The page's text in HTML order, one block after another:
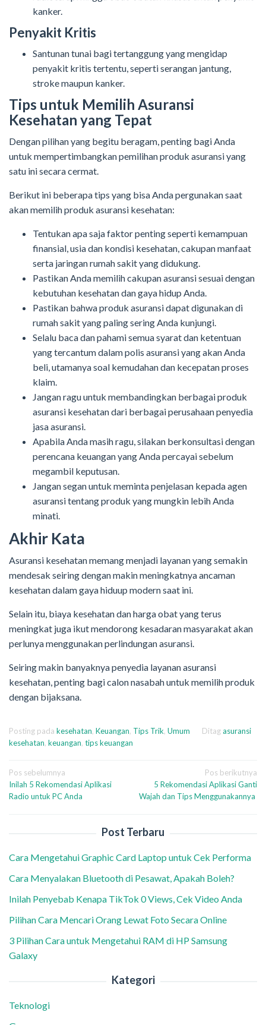
kanker.
Penyakit Kritis
Santunan tunai bagi tertanggung yang mengidap
penyakit kritis tertentu, seperti serangan jantung,
stroke maupun kanker.
Tips untuk Memilih Asuransi
Kesehatan yang Tepat
Dengan pilihan yang begitu beragam, penting bagi Anda
untuk mempertimbangkan pemilihan produk asuransi yang
satu ini secara cermat.
Berikut ini beberapa tips yang bisa Anda pergunakan saat
akan memilih produk asuransi kesehatan:
Tentukan apa saja faktor penting seperti kemampuan
finansial, usia dan kondisi kesehatan, cakupan manfaat
serta jaringan rumah sakit yang didukung.
Pastikan Anda memilih cakupan asuransi sesuai dengan
kebutuhan kesehatan dan gaya hidup Anda.
Pastikan bahwa produk asuransi dapat digunakan di
rumah sakit yang paling sering Anda kunjungi.
Selalu baca dan pahami semua syarat dan ketentuan
yang tercantum dalam polis asuransi yang akan Anda
beli, utamanya soal kemudahan dan kecepatan proses
klaim.
Jangan ragu untuk membandingkan berbagai produk
asuransi kesehatan dari berbagai perusahaan penyedia
jasa asuransi.
Apabila Anda masih ragu, silakan berkonsultasi dengan
perencana keuangan yang Anda percayai sebelum
megambil keputusan.
Jangan segan untuk meminta penjelasan kepada agen
asuransi tentang produk yang mungkin lebih Anda
minati.
Akhir Kata
Asuransi kesehatan memang menjadi layanan yang semakin
mendesak seiring dengan makin meningkatnya ancaman
kesehatan dalam gaya hiduup modern saat ini.
Selain itu, biaya kesehatan dan harga obat yang terus
meningkat juga ikut mendorong kesadaran masyarakat akan
perlunya menggunakan perlindungan asuransi.
Seiring makin banyaknya penyedia layanan asuransi
kesehatan, penting bagi calon nasabah untuk memilih produk
dengan bijaksana.
Posting pada kesehatan, Keuangan, Tips Trik, Umum Ditagasuransi
kesehatan, keuangan, tips keuangan
Navigasi
pos
Pos sebelumnya
Inilah 5 Rekomendasi Aplikasi
Radio untuk PC Anda
Pos berikutnya
5 Rekomendasi Aplikasi Ganti
Wajah dan Tips Menggunakannya
Post Terbaru
Cara Mengetahui Graphic Card Laptop untuk Cek Performa
Cara Menyalakan Bluetooth di Pesawat, Apakah Boleh?
Inilah Penyebab Kenapa TikTok 0 Views, Cek Video Anda
Pilihan Cara Mencari Orang Lewat Foto Secara Online
3 Pilihan Cara untuk Mengetahui RAM di HP Samsung
Galaxy
Kategori
Teknologi